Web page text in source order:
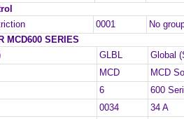
0001
No
MCD600 SERIES
GLBL
Global
MCD
MCD
6
600
0034
34 A